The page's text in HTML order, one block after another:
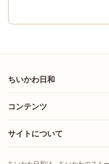
ちいかわ日和
コンテンツ
サイトについて